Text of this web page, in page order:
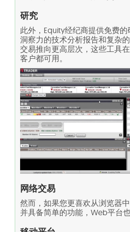
研究
此外，Equity经纪商提供免费
洞察力的技术分析报告和复杂
交易推向更高层次，这些工具
客户都可用。
网络交易
然而，如果您更喜欢从浏览器
并具备简单的功能，Web平台也